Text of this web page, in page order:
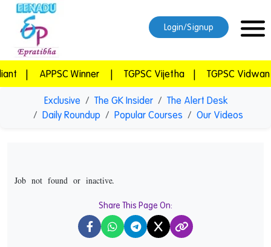
Exclusive The GK Insider
The Alert Desk
Daily Roundup
Popular Courses Our Videos
Job not found or inactive.
Share This Page On:
X
Login/Signup
| APPSC Winner | TGPSC Vijetha | TGPSC Vidwan |